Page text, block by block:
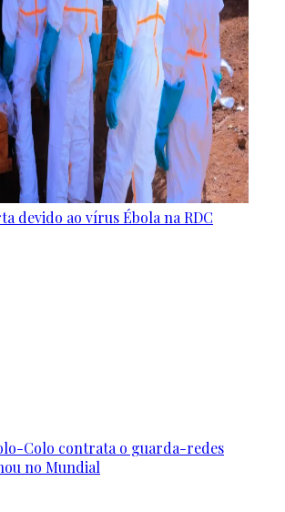
devido ao vírus Ébola na RDC
Colo contrata o guarda-redes
no Mundial